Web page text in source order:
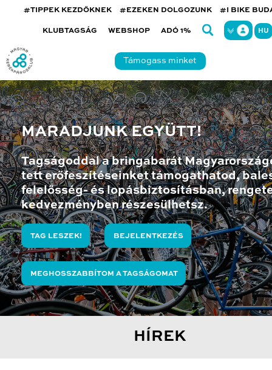
#TIPPEK KEZDŐKNEK #EZEKEN DOLGOZUNK #I BIKE
KLUBTAGSÁG WEBSHOP ADÓ 1% HU
Támogass minket
MARADJUNK EGYÜTT!
Tagságoddal a bringabarát
tett erőfeszítéseinket támogathatod,
felelősség- és lopásbiztosításban,
kedvezményben részesülhetsz.
TAG LESZEK! BEJELENTKEZÉS
MEGHOSSZABBÍTOM A TAGSÁGOMAT
HÍREK